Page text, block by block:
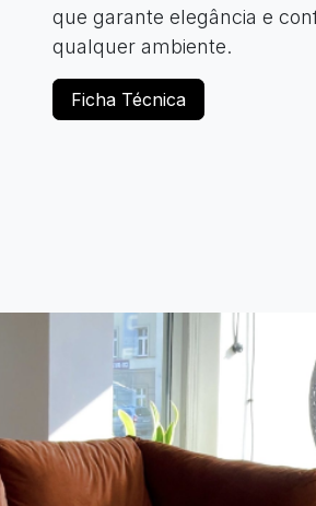
que garante elegância e
qualquer ambiente.
Ficha Técnica